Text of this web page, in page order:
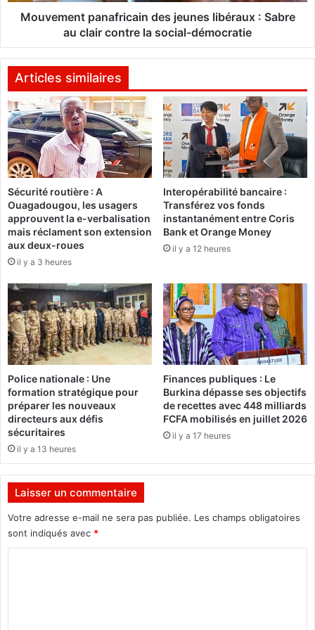
e
o
p
p
o
s
i
t
i
o
n
a
b
u
e
à
B
u
j
u
m
b
r
n
a
r
i
c
a
i
n
d
e
s
j
e
u
n
e
l
i
b
é
a
u
x
:
S
b
e
a
u
c
Mouvement panafricain des jeunes libéraux : Sabre
au clair contre la social-démocratie
Articles similaires
Sécurité routière : A
Ouagadougou, les usagers
approuvent la e-verbalisation
mais réclament son extension
aux deux-roues
il y a 3 heures
Interopérabilité bancaire :
Transférez vos fonds
instantanément entre Coris
Bank et Orange Money
il y a 12 heures
Police nationale : Une
formation stratégique pour
préparer les nouveaux
directeurs aux défis
sécuritaires
il y a 13 heures
Finances publiques : Le
Burkina dépasse ses objectifs
de recettes avec 448 milliards
FCFA mobilisés en juillet 2026
il y a 17 heures
Laisser un commentaire
Votre adresse e-mail ne sera pas publiée. Les champs obligatoires
sont indiqués avec *